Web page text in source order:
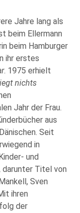
Jahre lang als
beim Ellermann
beim Hamburger
ihr erstes
. 1975 erhielt
nichts
Jahr der Frau.
aus
Seit
in
und
darunter Titel von
Sven
ihren
der